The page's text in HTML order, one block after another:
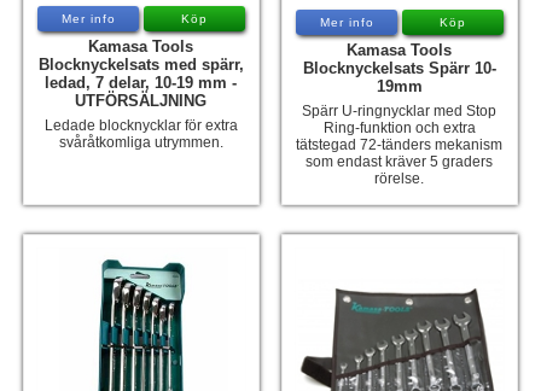
Mer info Köp
Kamasa Tools
Blocknyckelsats med spärr,
ledad, 7 delar, 10-19 mm -
UTFÖRSÄLJNING
Ledade blocknycklar för extra
svåråtkomliga utrymmen.
Mer info Köp
Kamasa Tools
Blocknyckelsats Spärr 10-
19mm
Spärr U-ringnycklar med Stop
Ring-funktion och extra
tätstegad 72-tänders mekanism
som endast kräver 5 graders
rörelse.